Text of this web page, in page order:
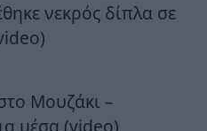
νεκρός δίπλα σε
Μουζάκι –
μέσα (video)